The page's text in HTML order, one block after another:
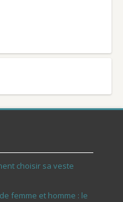
choisir sa veste
femme et homme : le